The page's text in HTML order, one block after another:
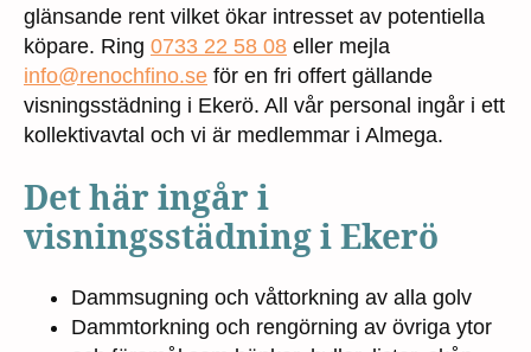
glänsande rent vilket ökar intresset av potentiella
köpare. Ring 0733 22 58 08 eller mejla
info@renochfino.se för en fri offert gällande
visningsstädning i Ekerö. All vår personal ingår i ett
kollektivavtal och vi är medlemmar i Almega.
Det här ingår i
visningsstädning i Ekerö
Dammsugning och våttorkning av alla golv
Dammtorkning och rengörning av övriga ytor